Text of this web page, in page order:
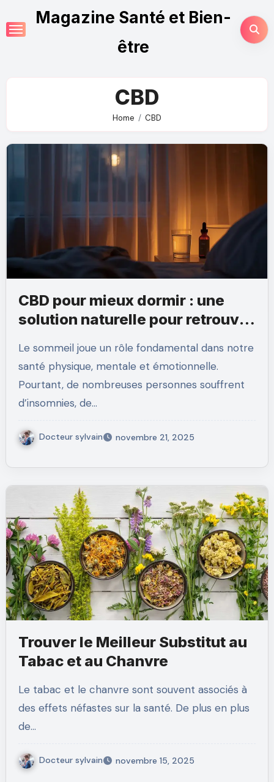
Magazine Santé et Bien-
être
CBD
Home CBD
CBD pour mieux dormir : une
solution naturelle pour retrouver
Le sommeil joue un rôle fondamental dans notre
santé physique, mentale et émotionnelle.
Pourtant, de nombreuses personnes souffrent
d’insomnies, de…
Docteur sylvain novembre 21, 2025
Trouver le Meilleur Substitut au
Tabac et au Chanvre
Le tabac et le chanvre sont souvent associés à
des effets néfastes sur la santé. De plus en plus
de…
Docteur sylvain novembre 15, 2025